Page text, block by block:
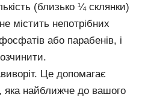
(близько ¼ склянки)
містить непотрібних
або парабенів, і
Це допомагає
яка найближче до вашого